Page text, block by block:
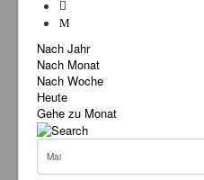
Kultfeten
DJ Booking
Tanzschule
Service
Livestream
Links
Nach Jahr
Nach Monat
Nach Woche
Heute
Gehe zu Monat